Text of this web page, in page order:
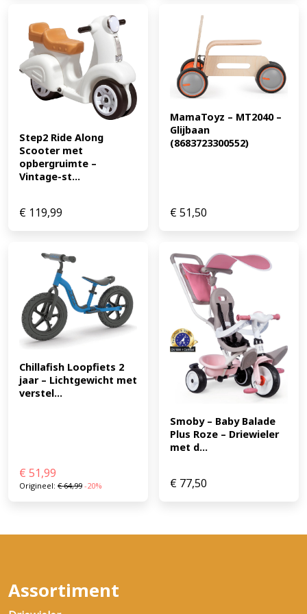
antilekbanden - Spatbord op het achterwiel - 90%
voorgemonteerd, de afmontage neemt ca 10 minuten in
beslag (EAN: 4260184710959)
Step2 Ride Along
Scooter met
opbergruimte –
Vintage-st...
€ 119,99
MamaToyz – MT2040 –
Glijbaan
(8683723300552)
€51,50
Chillafish Loopfiets 2
jaar – Lichtgewicht met
verstel...
€ 51,99
Origineel: €64,99 -20%
Smoby – Baby Balade
Plus Roze – Driewieler
met d...
€ 77,50
Assortiment